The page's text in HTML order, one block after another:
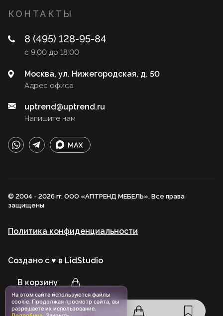
В корзину
КОНТАКТЫ
8 (495) 128-95-84
с 9:00 до 18:00
Адрес офиса
Москва, ул. Нижегородская, д. 50
Напишите нам
uptrend@uptrend.ru
© 2004 - 2026 гг. ООО «АПТРЕНД МЕБЕЛЬ». Все права
защищены
Политика конфиденциальности
Создано с ♥️ в LidStudio
На этом сайте используются файлы
cookie. Продолжая просмотр сайта, вы
разрешаете их использование.